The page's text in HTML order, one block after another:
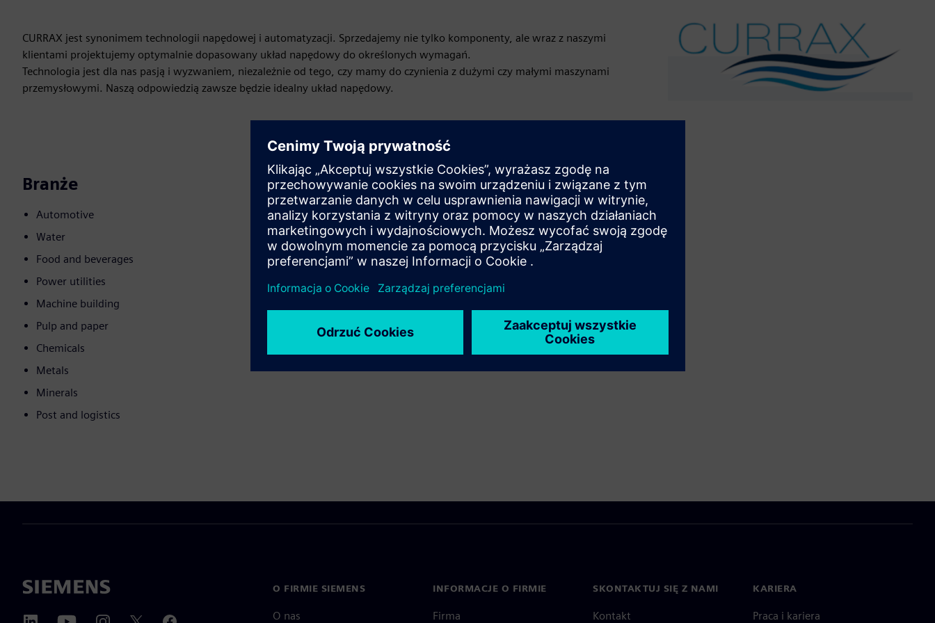
CURRAX jest synonimem technologii napędowej i automatyzacji. Sprzedajemy nie tylko komponenty, ale wraz z naszymi
klientami projektujemy optymalnie dopasowany układ napędowy do określonych wymagań.
Technologia jest dla nas pasją i wyzwaniem, niezależnie od tego, czy mamy do czynienia z dużymi czy małymi maszynami
przemysłowymi. Naszą odpowiedzią zawsze będzie idealny układ napędowy.
Branże
Automotive
Water
Food and beverages
Power utilities
Machine building
Pulp and paper
Chemicals
Metals
Minerals
Post and logistics
Ruch
Sell
Odsprzedaż / wspólna sprzedaż oprogramowania oraz
sprzętu z funkcjami cyfrowymi w oparciu o Siemens
Xcelerator
O FIRMIE SIEMENS
O nas
INFORMACJE O FIRMIE
Firma
SKONTAKTUJ SIĘ Z NAMI
Kontakt
KARIERA
Praca i kariera